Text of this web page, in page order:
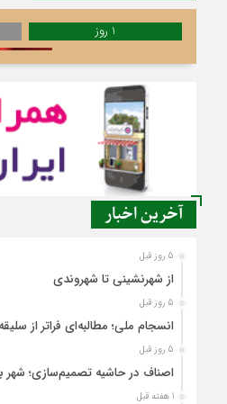
1 روز
آخرین اخبار
5 روز قبل
از شهرنشینی تا شهروندی
5 روز قبل
انسجام ملی؛ مطالبه‌ای فراتر از
5 روز قبل
اصناف در حاشیه تصمیم‌سازی؛ شهر
1 هفته قبل